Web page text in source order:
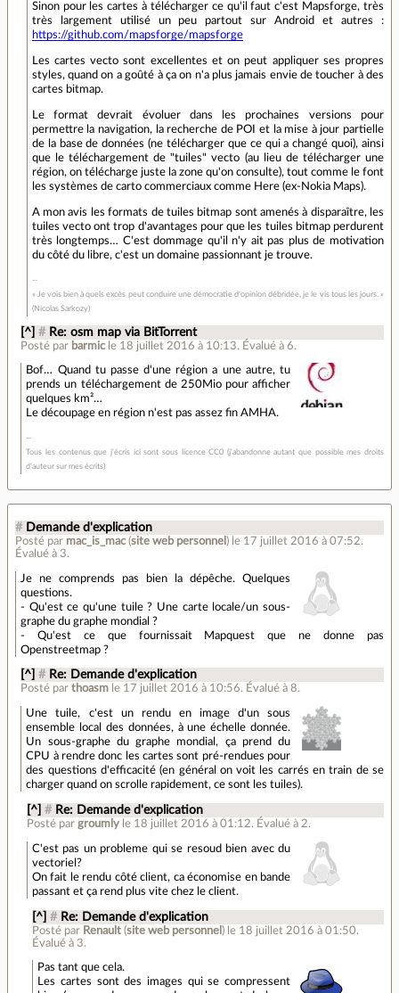
Sinon pour les cartes à télécharger ce qu'il faut c'est Mapsforge, très
très largement utilisé un peu partout sur Android et autres :
https://github.com/mapsforge/mapsforge
Les cartes vecto sont excellentes et on peut appliquer ses propres
styles, quand on a goûté à ça on n'a plus jamais envie de toucher à des
cartes bitmap.
Le format devrait évoluer dans les prochaines versions pour
permettre la navigation, la recherche de POI et la mise à jour partielle
de la base de données (ne télécharger que ce qui a changé quoi), ainsi
que le téléchargement de "tuiles" vecto (au lieu de télécharger une
région, on télécharge juste la zone qu'on consulte), tout comme le font
les systèmes de carto commerciaux comme Here (ex-Nokia Maps).
A mon avis les formats de tuiles bitmap sont amenés à disparaître, les
tuiles vecto ont trop d'avantages pour que les tuiles bitmap perdurent
très longtemps… C'est dommage qu'il n'y ait pas plus de motivation
du côté du libre, c'est un domaine passionnant je trouve.
« Je vois bien à quels excès peut conduire une démocratie d'opinion débridée, je le vis tous les jours. »
(Nicolas Sarkozy)
[^] # Re: osm map via BitTorrent
Posté par barmic le 18 juillet 2016 à 10:13. Évalué à6.
Bof… Quand tu passe d'une région a une autre, tu
prends un téléchargement de 250Mio pour afficher
quelques km²…
Le découpage en région n'est pas assez fin AMHA.
Tous les contenus que j'écris ici sont sous licence CC0 (j'abandonne autant que possible mes droits
d'auteur sur mes écrits)
# Demande d'explication
Posté par mac_is_mac(site web personnel ) le 17 juillet 2016 à 07:52.
Évalué à 3.
Je ne comprends pas bien la dépêche. Quelques
questions.
- Qu'est ce qu'une tuile ? Une carte locale/un sous-
graphe du graphe mondial ?
- Qu'est ce que fournissait Mapquest que ne donne pas
Openstreetmap ?
[^] # Re: Demande d'explication
Posté parthoasm le 17 juillet 2016 à 10:56. Évalué à8.
Une tuile, c'est un rendu en image d'un sous
ensemble local des données, à une échelle donnée.
Un sous-graphe du graphe mondial, ça prend du
CPU à rendre donc les cartes sont pré-rendues pour
des questions d'efficacité (en général on voit les carrés en train de se
charger quand on scrolle rapidement, ce sont les tuiles).
[^] # Re: Demande d'explication
Posté par groumly le 18 juillet 2016 à 01:12. Évalué à 2.
C'est pas un probleme qui se resoud bien avec du
vectoriel?
On fait le rendu côté client, ca économise en bande
passant et ça rend plus vite chez le client.
[^] # Re: Demande d'explication
Posté par Renault (site web personnel ) le 18 juillet 2016 à 01:50.
Évalué à 3.
Pas tant que cela.
Les cartes sont des images qui se compressent